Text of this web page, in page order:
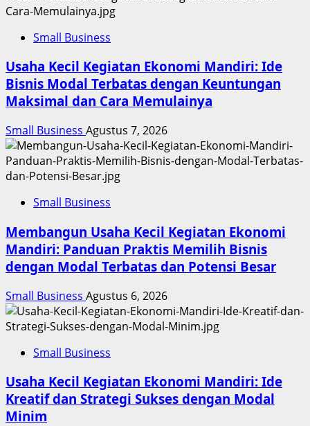
Small Business
Usaha Kecil Kegiatan Ekonomi Mandiri: Ide
Bisnis Modal Terbatas dengan Keuntungan
Maksimal dan Cara Memulainya
Small Business Agustus 7, 2026
Small Business
Membangun Usaha Kecil Kegiatan Ekonomi
Mandiri: Panduan Praktis Memilih Bisnis
dengan Modal Terbatas dan Potensi Besar
Small Business Agustus 6, 2026
Small Business
Usaha Kecil Kegiatan Ekonomi Mandiri: Ide
Kreatif dan Strategi Sukses dengan Modal
Minim